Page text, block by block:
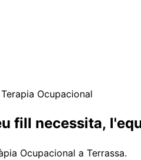
Ocupacional
fill necessita,
Ocupacional a Terrassa.